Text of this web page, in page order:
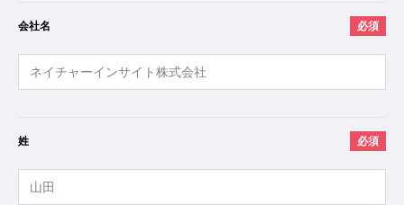
会社名 必須
姓 必須